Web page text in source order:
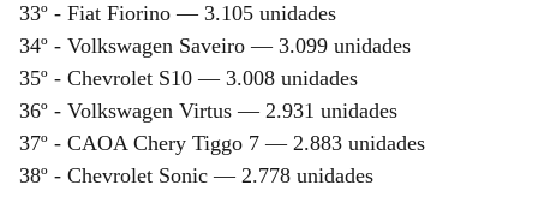
33º - Fiat Fiorino — 3.105 unidades
34º - Volkswagen Saveiro — 3.099 unidades
35º - Chevrolet S10 — 3.008 unidades
36º - Volkswagen Virtus — 2.931 unidades
37º - CAOA Chery Tiggo 7 — 2.883 unidades
38º - Chevrolet Sonic — 2.778 unidades